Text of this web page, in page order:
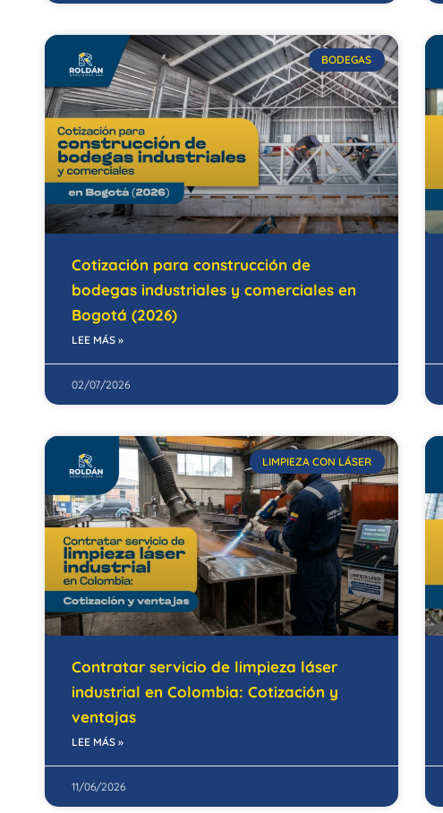
BODEGAS
Cotización para construcción de
bodegas industriales y comerciales en
Bogotá (2026)
LEE MÁS »
02/07/2026
LIMPIEZA CON LÁSER
Contratar servicio de limpieza láser
industrial en Colombia: Cotización y
ventajas
LEE MÁS »
11/06/2026